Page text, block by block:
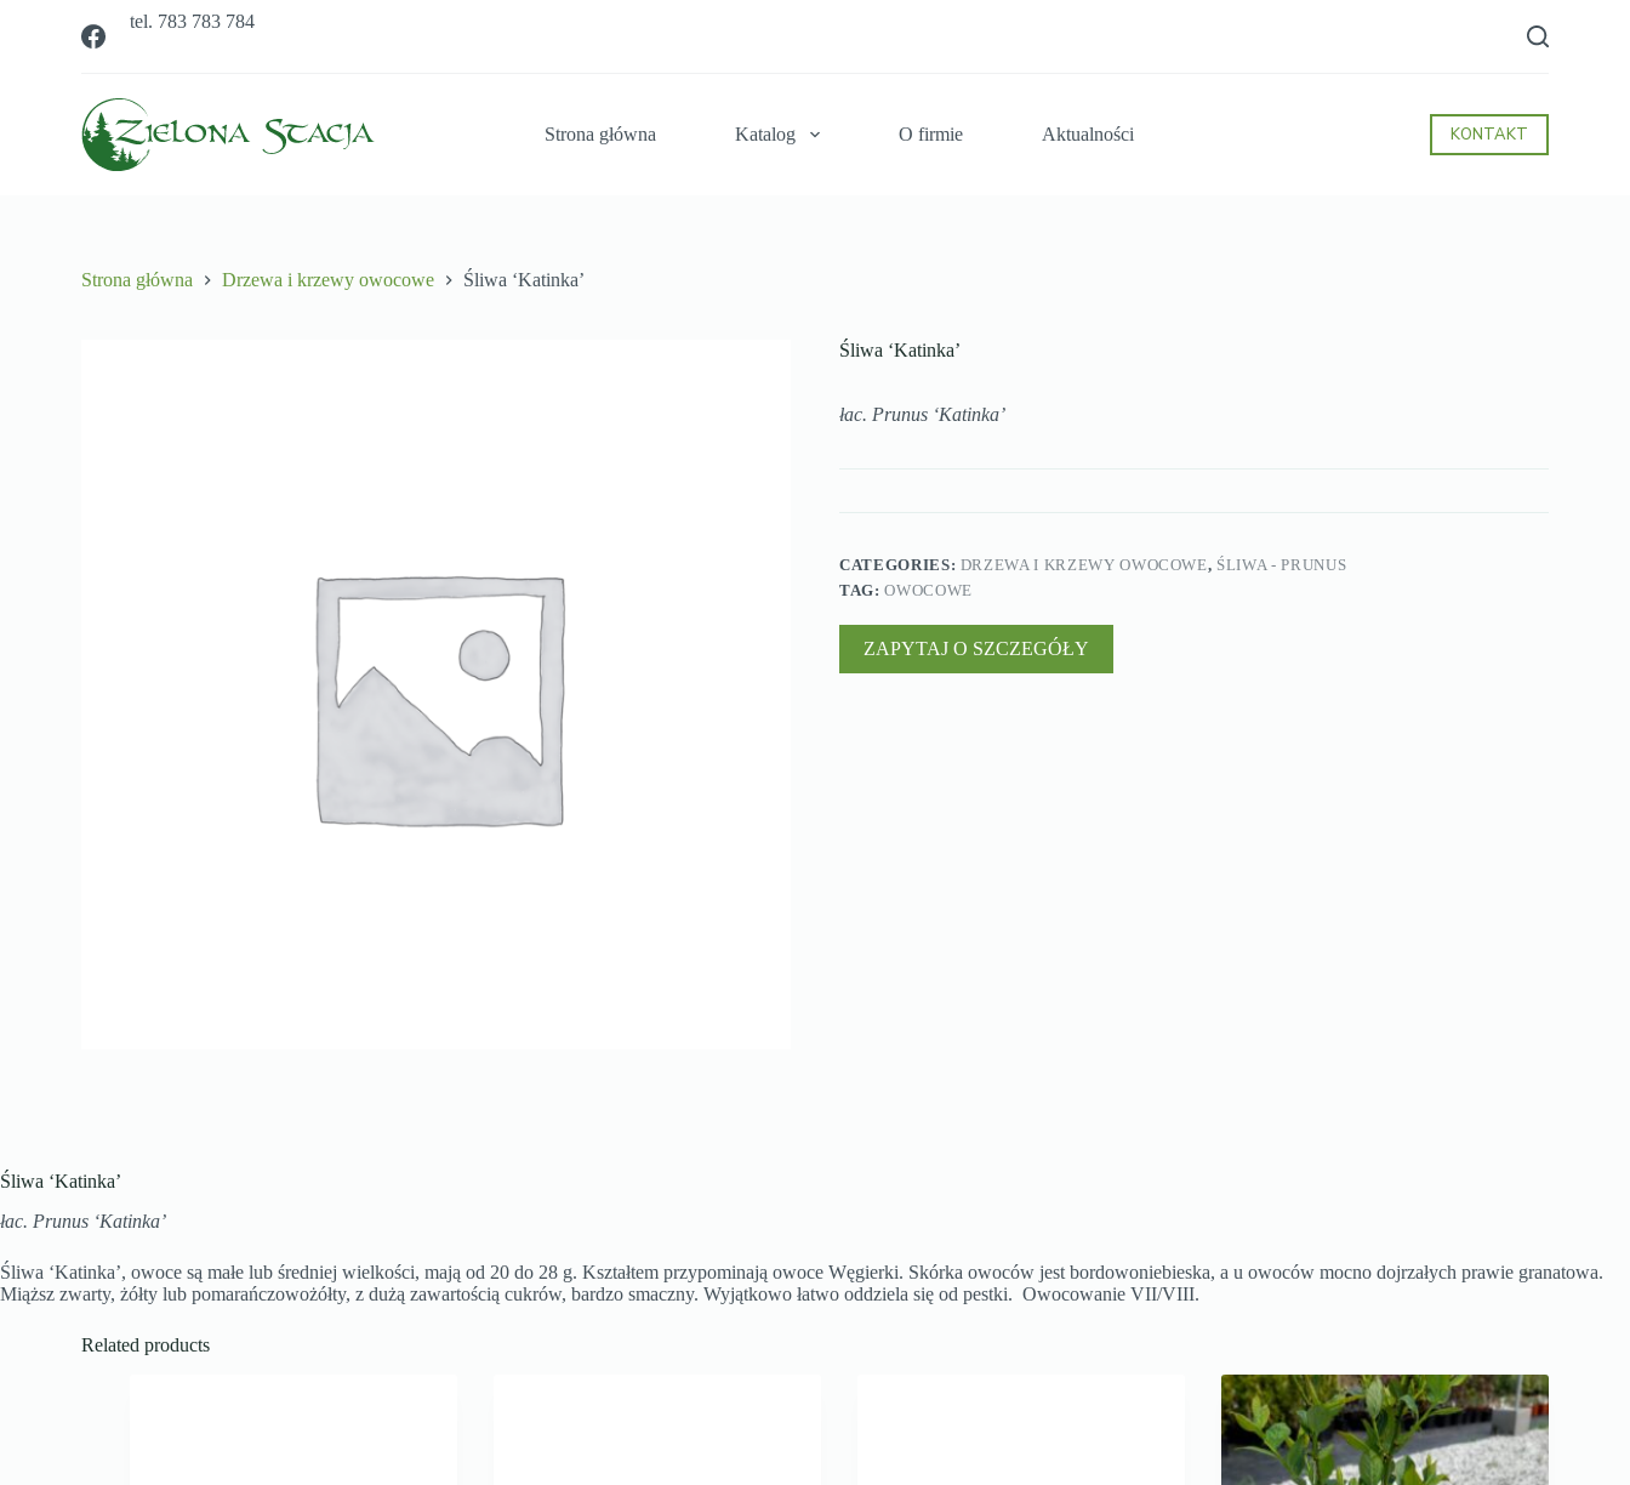
tel. 783 783 784
Strona główna Katalog O firmie Aktualności KONTAKT
Strona główna Drzewa i krzewy owocowe Śliwa ‘Katinka’
Śliwa ‘Katinka’
łac. Prunus ‘Katinka’
CATEGORIES: DRZEWA I KRZEWY OWOCOWE, ŚLIWA - PRUNUS
TAG:OWOCOWE
ZAPYTAJ O SZCZEGÓŁY
Śliwa ‘Katinka’
łac. Prunus ‘Katinka’
Śliwa ‘Katinka’, owoce są małe lub średniej wielkości, mają od 20 do 28 g. Kształtem przypominają owoce Węgierki. Skórka owoców jest bordowoniebieska, a u owoców mocno dojrzałych prawie granatowa.
Miąższ zwarty, żółty lub pomarańczowożółty, z dużą zawartością cukrów, bardzo smaczny. Wyjątkowo łatwo oddziela się od pestki. Owocowanie VII/VIII.
Related products